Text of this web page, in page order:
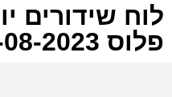
לוח שידורים
פלוס 05-08-2023